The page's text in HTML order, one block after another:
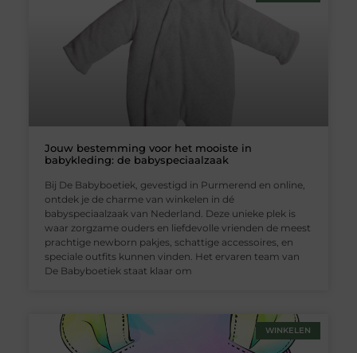
Jouw bestemming voor het mooiste in
babykleding: de babyspeciaalzaak
Bij De Babyboetiek, gevestigd in Purmerend en online,
ontdek je de charme van winkelen in dé
babyspeciaalzaak van Nederland. Deze unieke plek is
waar zorgzame ouders en liefdevolle vrienden de meest
prachtige newborn pakjes, schattige accessoires, en
speciale outfits kunnen vinden. Het ervaren team van
De Babyboetiek staat klaar om
WINKELEN